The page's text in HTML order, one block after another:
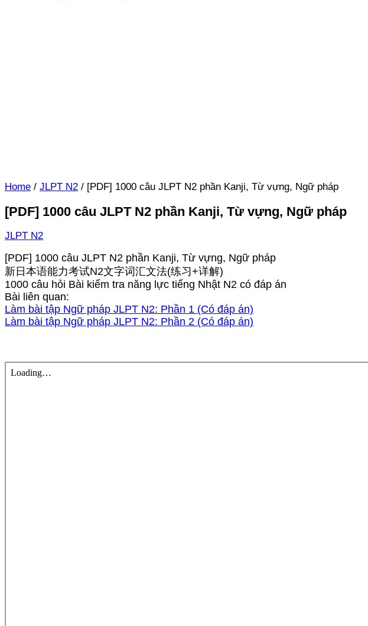
Home / JLPT N2 / [PDF] 1000 câu JLPT N2 phần Kanji, Từ vựng, Ngữ pháp
[PDF] 1000 câu JLPT N2 phần Kanji, Từ vựng, Ngữ pháp
JLPT N2
[PDF] 1000 câu JLPT N2 phần Kanji, Từ vựng, Ngữ pháp
新日本语能力考试N2文字词汇文法(练习+详解)
1000 câu hỏi Bài kiểm tra năng lực tiếng Nhật N2 có đáp án
Bài liên quan:
Làm bài tập Ngữ pháp JLPT N2: Phần 1 (Có đáp án)
Làm bài tập Ngữ pháp JLPT N2: Phần 2 (Có đáp án)